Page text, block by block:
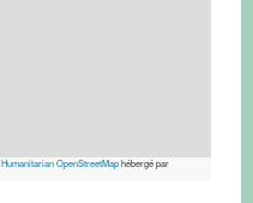
Humanitarian OpenStreetMaphébergé par